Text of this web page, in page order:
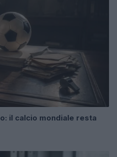
il calcio mondiale resta